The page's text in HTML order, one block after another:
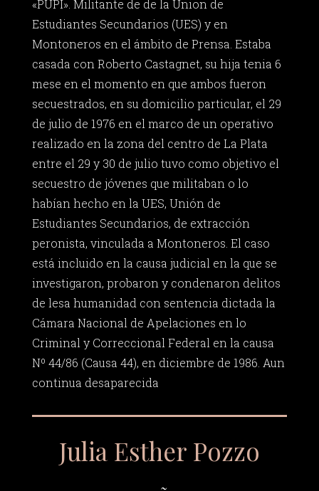
«PUPI». Militante de de la Union de
Estudiantes Secundarios (UES) y en
Montoneros en el ámbito de Prensa. Estaba
casada con Roberto Castagnet, su hija tenia 6
mese en el momento en que ambos fueron
secuestrados, en su domicilio particular, el 29
de julio de 1976 en el marco de un operativo
realizado en la zona del centro de La Plata
entre el 29 y 30 de julio tuvo como objetivo el
secuestro de jóvenes que militaban o lo
habían hecho en la UES, Unión de
Estudiantes Secundarios, de extracción
peronista, vinculada a Montoneros. El caso
está incluido en la causa judicial en la que se
investigaron, probaron y condenaron delitos
de lesa humanidad con sentencia dictada la
Cámara Nacional de Apelaciones en lo
Criminal y Correccional Federal en la causa
Nº 44/86 (Causa 44), en diciembre de 1986. Aun
continua desaparecida
Julia Esther Pozzo